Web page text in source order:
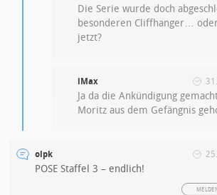
Die Serie wurde doch
besonderen Cliffhanger…
jetzt?
iMax
Ja da die Ankündigung
Moritz aus dem Gefängnis
olpk
POSE Staffel 3 – endlich!